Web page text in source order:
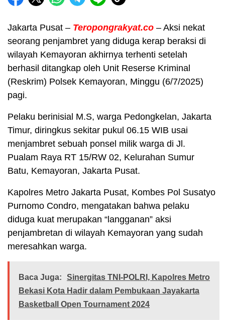
Jakarta Pusat – Teropongrakyat.co – Aksi nekat
seorang penjambret yang diduga kerap beraksi di
wilayah Kemayoran akhirnya terhenti setelah
berhasil ditangkap oleh Unit Reserse Kriminal
(Reskrim) Polsek Kemayoran, Minggu (6/7/2025)
pagi.
Pelaku berinisial M.S, warga Pedongkelan, Jakarta
Timur, diringkus sekitar pukul 06.15 WIB usai
menjambret sebuah ponsel milik warga di Jl.
Pualam Raya RT 15/RW 02, Kelurahan Sumur
Batu, Kemayoran, Jakarta Pusat.
Kapolres Metro Jakarta Pusat, Kombes Pol Susatyo
Purnomo Condro, mengatakan bahwa pelaku
diduga kuat merupakan “langganan” aksi
penjambretan di wilayah Kemayoran yang sudah
meresahkan warga.
Baca Juga:
Sinergitas TNI-POLRI, Kapolres Metro
Bekasi Kota Hadir dalam Pembukaan Jayakarta
Basketball Open Tournament 2024